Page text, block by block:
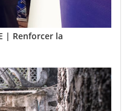
| Renforcer la